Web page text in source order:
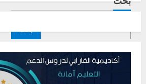
بحث